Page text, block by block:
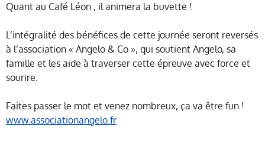
Quant au Café Léon , il animera la buvette !
L’intégralité des bénéfices de cette journée seront reversés
à l’association « Angelo & Co », qui soutient Angelo, sa
famille et les aide à traverser cette épreuve avec force et
sourire.
Faites passer le mot et venez nombreux, ça va être fun !
www.associationangelo.fr